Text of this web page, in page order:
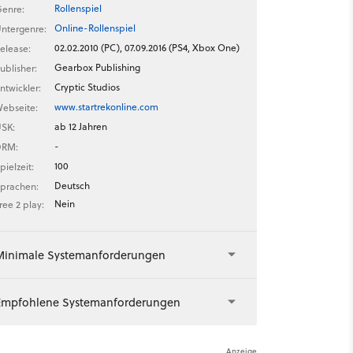
Rollenspiel
Online-Rollenspiel
02.02.2010 (PC), 07.09.2016 (PS4, Xbox One)
Gearbox Publishing
Cryptic Studios
www.startrekonline.com
ab 12 Jahren
-
100
Deutsch
2 play:
Nein
Systemanforderungen
Systemanforderungen